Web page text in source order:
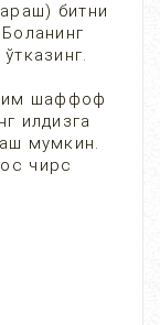
битни
шаффоф
илдизга
мумкин.
чирс